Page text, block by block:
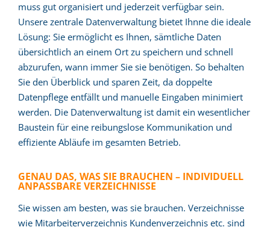
muss gut organisiert und jederzeit verfügbar sein.
Unsere zentrale Datenverwaltung bietet Ihnne die ideale
Lösung: Sie ermöglicht es Ihnen, sämtliche Daten
übersichtlich an einem Ort zu speichern und schnell
abzurufen, wann immer Sie sie benötigen. So behalten
Sie den Überblick und sparen Zeit, da doppelte
Datenpflege entfällt und manuelle Eingaben minimiert
werden. Die Datenverwaltung ist damit ein wesentlicher
Baustein für eine reibungslose Kommunikation und
effiziente Abläufe im gesamten Betrieb.
GENAU DAS, WAS SIE BRAUCHEN – INDIVIDUELL
ANPASSBARE VERZEICHNISSE
Sie wissen am besten, was sie brauchen. Verzeichnisse
wie Mitarbeiterverzeichnis Kundenverzeichnis etc. sind